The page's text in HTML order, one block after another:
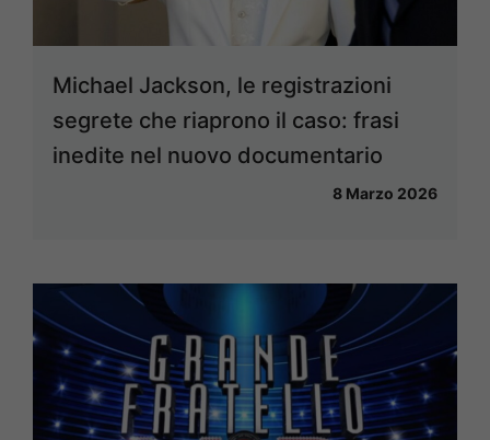
Michael Jackson, le registrazioni
segrete che riaprono il caso: frasi
inedite nel nuovo documentario
8 Marzo 2026